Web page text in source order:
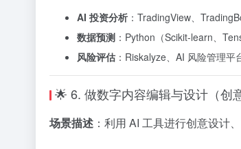
AI 投资分析 ：TradingView、
数据预测 ：Python（Scikit-learn、
风险评估 ：Riskalyze、AI 风险管理平
🌟 6. 做数字内容编辑与设计（创
场景描述 ：利用 AI 工具进行创意设计